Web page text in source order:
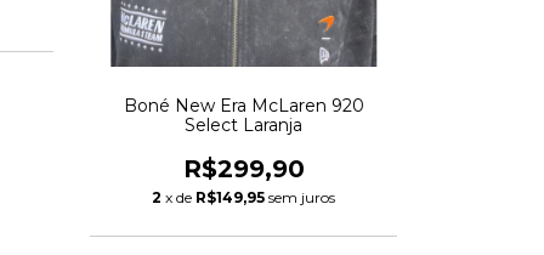
Boné New Era McLaren 920
Select Laranja
R$299,90
2 x de R$149,95 sem juros